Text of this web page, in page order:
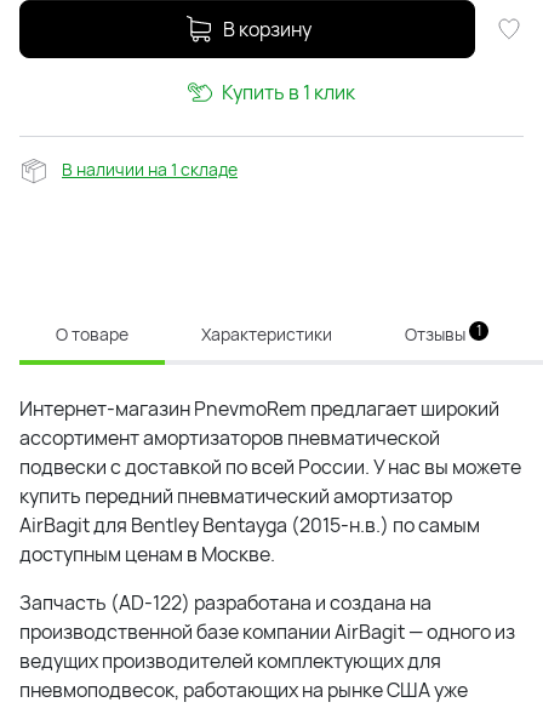
В корзину
Купить в 1 клик
В наличии на 1 складе
О товаре Характеристики Отзывы 1
Интернет-магазин PnevmoRem предлагает широкий
ассортимент амортизаторов пневматической
подвески с доставкой по всей России. У нас вы можете
купить передний пневматический амортизатор
AirBagit для Bentley Bentayga (2015-н.в.) по самым
доступным ценам в Москве.
Запчасть (AD-122) разработана и создана на
производственной базе компании AirBagit — одного из
ведущих производителей комплектующих для
пневмоподвесок, работающих на рынке США уже